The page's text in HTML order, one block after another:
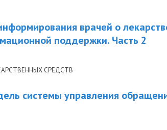
врачей о
поддержки. Часть 2
СРЕДСТВ
системы управления